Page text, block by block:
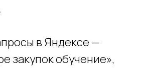
в Яндексе —
закупок обучение»,